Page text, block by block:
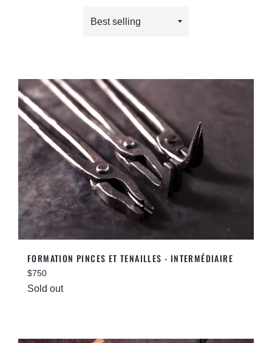
FORMATION PINCES ET TENAILLES - INTERMÉDIAIRE
Regular
price
$750
Sold out